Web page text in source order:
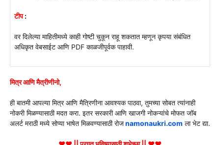
टीप:
वर दिलेल्या माहितीमध्ये काही गोष्टी चुकून राहू शकतात म्हणून कृपया संबंधित
अधिकृत वेबसाईट आणि PDF काळजीपूर्वक पाहावी.
मित्र आणि मैत्रीणीनो,
ही बातमी आपल्या मित्र आणि मैत्रिणीना आवश्यक पाठवा, तुमच्या सोबत त्यांनाही
नोकरी मिळण्यासाठी मदत करा. इतर सरकारी आणि खाजगी नोकऱ्यांचे मोफत जॉब
अलर्ट मराठी मध्ये सोप्या भाषेत मिळवण्यासाठी रोजnamonaukri.com ला भेट द्या.